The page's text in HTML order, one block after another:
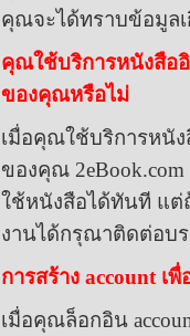
คุณจะได้ทราบข้อมูล
คุณใช้บริการหนังสือ
ของคุณหรือไม่
เมื่อคุณใช้บริการหนั
ของคุณ 2eBook.com
ใช้หนังสือได้ทันที แต่
งานได้กรุณาติดต่อบ
การสร้าง account เพื่
เมื่อคุณล็อกอิน